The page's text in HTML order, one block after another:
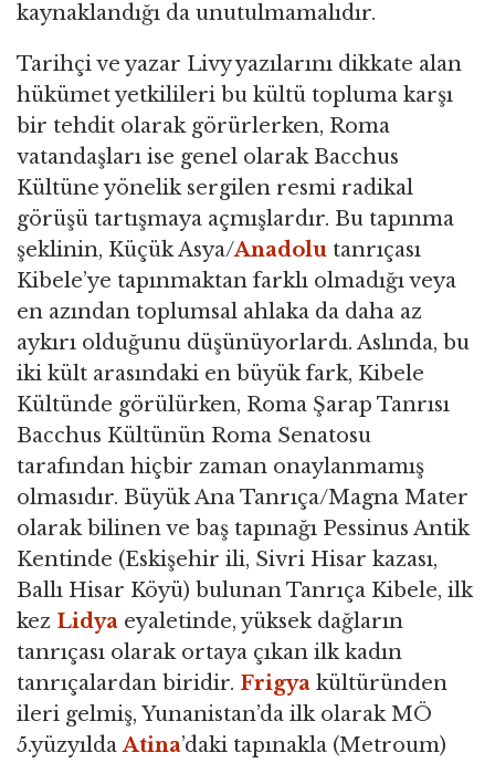
kaynaklandığı da unutulmamalıdır.
Tarihçi ve yazar Livy yazılarını dikkate alan
hükümet yetkilileri bu kültü topluma karşı
bir tehdit olarak görürlerken, Roma
vatandaşları ise genel olarak Bacchus
Kültüne yönelik sergilen resmi radikal
görüşü tartışmaya açmışlardır. Bu tapınma
şeklinin, Küçük Asya/Anadolu tanrıçası
Kibele’ye tapınmaktan farklı olmadığı veya
en azından toplumsal ahlaka da daha az
aykırı olduğunu düşünüyorlardı. Aslında, bu
iki kült arasındaki en büyük fark, Kibele
Kültünde görülürken, Roma Şarap Tanrısı
Bacchus Kültünün Roma Senatosu
tarafından hiçbir zaman onaylanmamış
olmasıdır. Büyük Ana Tanrıça/Magna Mater
olarak bilinen ve baş tapınağı Pessinus Antik
Kentinde (Eskişehir ili, Sivri Hisar kazası,
Ballı Hisar Köyü) bulunan Tanrıça Kibele, ilk
kez Lidya eyaletinde, yüksek dağların
tanrıçası olarak ortaya çıkan ilk kadın
tanrıçalardan biridir. Frigya kültüründen
ileri gelmiş, Yunanistan’da ilk olarak MÖ
5.yüzyıldaAtina’daki tapınakla (Metroum)